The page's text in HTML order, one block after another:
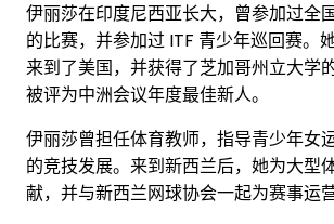
伊丽莎在印度尼西亚长大，曾参加过全
的比赛，并参加过 ITF 青少年巡回赛。
来到了美国，并获得了芝加哥州立大学
被评为中洲会议年度最佳新人。
伊丽莎曾担任体育教师，指导青少年女
的竞技发展。来到新西兰后，她为大型
献，并与新西兰网球协会一起为赛事运